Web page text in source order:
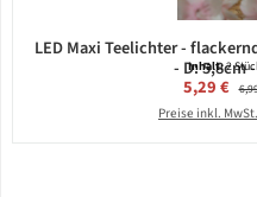
LED Maxi Teelichter -
- D: 5,8cm
Inhalt:2
5,29 €
Preise inkl.